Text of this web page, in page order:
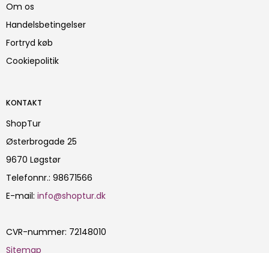
Om os
Handelsbetingelser
Fortryd køb
Cookiepolitik
KONTAKT
ShopTur
Østerbrogade 25
9670 Løgstør
Telefonnr.: 98671566
E-mail: info@shoptur.dk
CVR-nummer: 72148010
Sitemap